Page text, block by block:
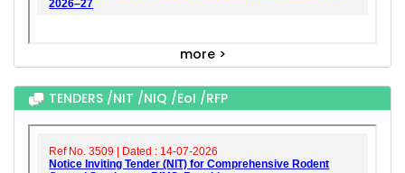
more >
TENDERS /NIT /NIQ /EoI /RFP